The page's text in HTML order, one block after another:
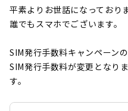
平素よりお世話になっておりま
誰でもスマホでございます。
SIM発行手数料キャンペーン
SIM発行手数料が変更となり
す。